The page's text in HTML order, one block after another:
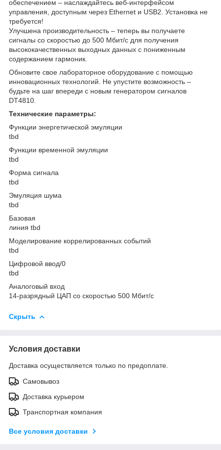
обеспечением – наслаждайтесь веб-интерфейсом
управления, доступным через Ethernet и USB2. Установка не
требуется!
Улучшена производительность – теперь вы получаете
сигналы со скоростью до 500 Мбит/с для получения
высококачественных выходных данных с пониженным
содержанием гармоник.
Обновите свое лабораторное оборудование с помощью
инновационных технологий. Не упустите возможность –
будьте на шаг впереди с новым генератором сигналов
DT4810.
Технические параметры:
Функции энергетической эмуляции
tbd
Функции временной эмуляции
tbd
Форма сигнала
tbd
Эмуляция шума
tbd
Базовая
линия tbd
Моделирование коррелированных событий
tbd
Цифровой ввод/0
tbd
Аналоговый вход
14-разрядный ЦАП со скоростью 500 Мбит/с
Скрыть
Условия доставки
Доставка осуществляется только по предоплате.
Самовывоз
Доставка курьером
Транспортная компания
Все условия доставки